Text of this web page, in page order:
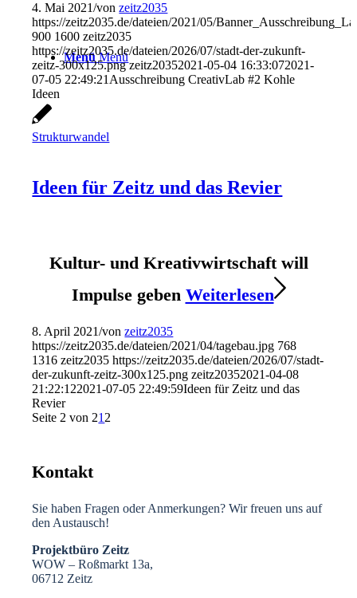
Menü Menü
4. Mai 2021/vonzeitz2035
https://zeitz2035.de/dateien/2021/05/
900 1600 zeitz2035
https://zeitz2035.de/dateien/2026/07/stadt-der-zukunft-
zeitz-300x125.png zeitz20352021-05-04 16:33:072021-
07-05 22:49:21 Ausschreibung CreativLab #2 Kohle
Ideen
Strukturwandel
Ideen für Zeitz und das Revier
Kultur- und Kreativwirtschaft will
Impulse geben Weiterlesen
8. April 2021/vonzeitz2035
https://zeitz2035.de/dateien/2021/04/tagebau.jpg 768
1316 zeitz2035 https://zeitz2035.de/dateien/2026/07/stadt-
der-zukunft-zeitz-300x125.png zeitz20352021-04-08
21:22:122021-07-05 22:49:59Ideen für Zeitz und das
Revier
Seite 2 von 21 2
Kontakt
Sie haben Fragen oder Anmerkungen? Wir freuen uns auf
den Austausch!
Projektbüro Zeitz
WOW – Roßmarkt 13a,
06712 Zeitz